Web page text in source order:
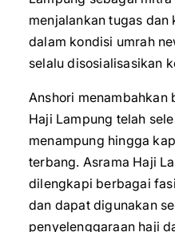
menjalankan tugas
dalam kondisi umrah
selalu disosialisasikan
Anshori menambahkan
Haji Lampung telah
menampung hingga
terbang. Asrama Haji
dilengkapi berbagai
dan dapat digunakan
penyelenggaraan haji